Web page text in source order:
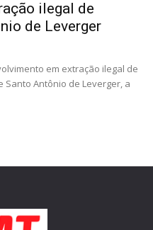
ilegal de
de Leverger
em extração ilegal de
Santo Antônio de Leverger, a